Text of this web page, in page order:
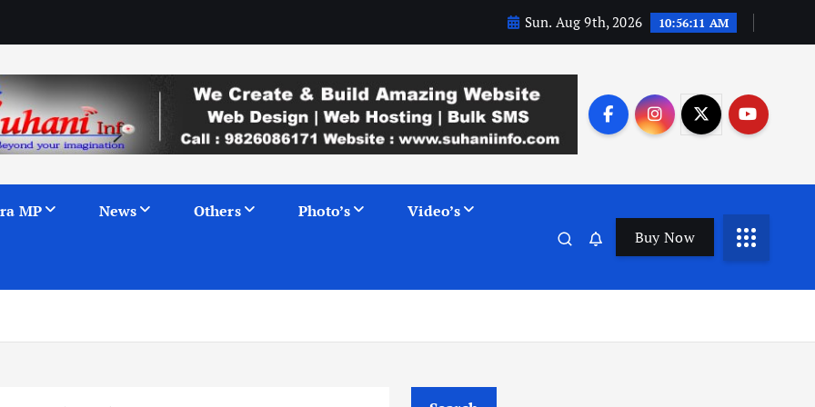
Sun. Aug 9th, 2026 10:56:12 AM
MP News Others Photo’s Video’s
Buy Now